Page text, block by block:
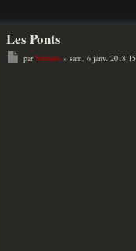
Les Ponts
M
parYuimen » sam. 6 janv. 2018